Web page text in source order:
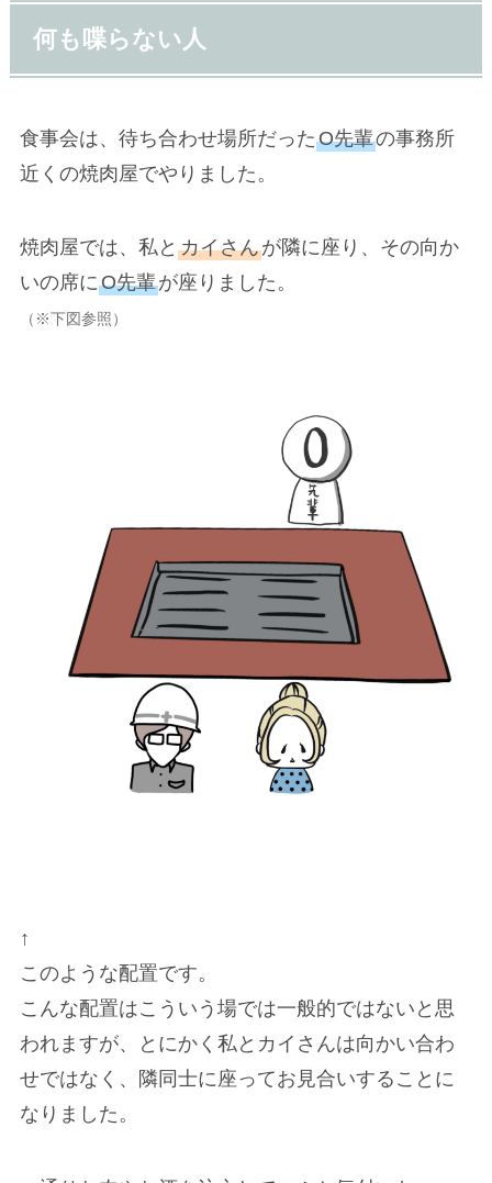
何も喋らない人
食事会は、待ち合わせ場所だったO先輩の事務所
近くの焼肉屋でやりました。
焼肉屋では、私と カイさんが隣に座り、その向か
いの席にO先輩が座りました。
（ ※下図参照）
↑
このような配置です。
こんな配置はこういう場では一般的ではないと思
われますが、とにかく私とカイさんは向かい合わ
せではなく、隣同士に座ってお見合いすることに
なりました。